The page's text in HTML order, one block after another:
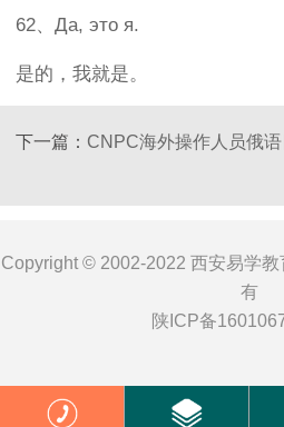
62、Да, это я.
是的，我就是。
下一篇： CNPC海外操作人员俄
Copyright © 2002-2022 西安易学
有
陕ICP备